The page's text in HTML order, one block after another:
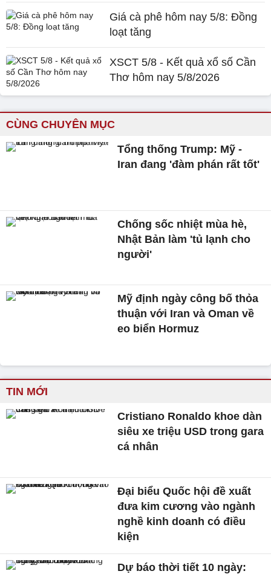
Giá cà phê hôm nay 5/8: Đồng
loạt tăng
XSCT 5/8 - Kết quả xổ số Cần
Thơ hôm nay 5/8/2026
CÙNG CHUYÊN MỤC
Tổng thống Trump: Mỹ -
Iran đang 'đàm phán rất tốt'
Chống sốc nhiệt mùa hè,
Nhật Bản làm 'tủ lạnh cho
người'
Mỹ định ngày công bố thỏa
thuận với Iran và Oman về
eo biển Hormuz
TIN MỚI
Cristiano Ronaldo khoe dàn
siêu xe triệu USD trong gara
cá nhân
Đại biểu Quốc hội đề xuất
đưa kim cương vào ngành
nghề kinh doanh có điều
kiện
Dự báo thời tiết 10 ngày: